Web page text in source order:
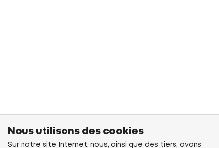
Nous utilisons des cookies
Sur notre site Internet, nous, ainsi que des tiers, avons